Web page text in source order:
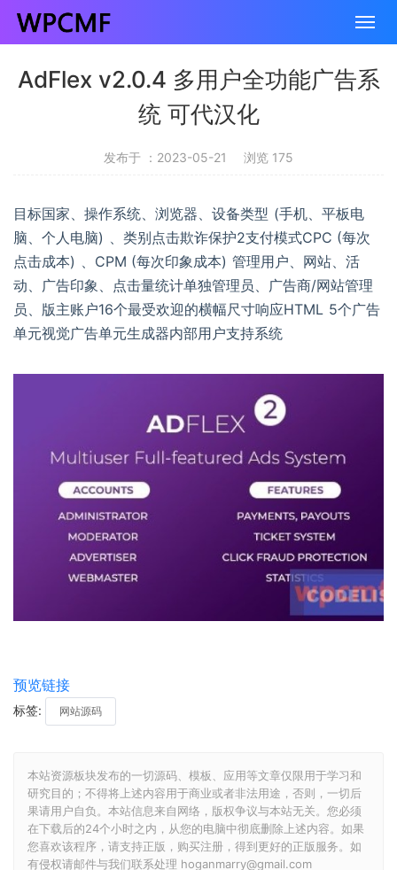
AdFlex v2.0.4 多用户全功能广告系
统 可代汉化
发布于 ：2023-05-21 浏览 175
目标国家、操作系统、浏览器、设备类型 (手机、平板电
脑、个人电脑) 、类别点击欺诈保护2支付模式CPC (每次
点击成本) 、CPM (每次印象成本) 管理用户、网站、活
动、广告印象、点击量统计单独管理员、广告商/网站管理
员、版主账户16个最受欢迎的横幅尺寸响应HTML 5个广告
单元视觉广告单元生成器内部用户支持系统
预览链接
标签: 网站源码
本站资源板块发布的一切源码、模板、应用等文章仅限用于学习和
研究目的；不得将上述内容用于商业或者非法用途，否则，一切后
果请用户自负。本站信息来自网络，版权争议与本站无关。您必须
在下载后的24个小时之内，从您的电脑中彻底删除上述内容。如果
您喜欢该程序，请支持正版，购买注册，得到更好的正版服务。如
有侵权请邮件与我们联系处理 hoganmarry@gmail.com